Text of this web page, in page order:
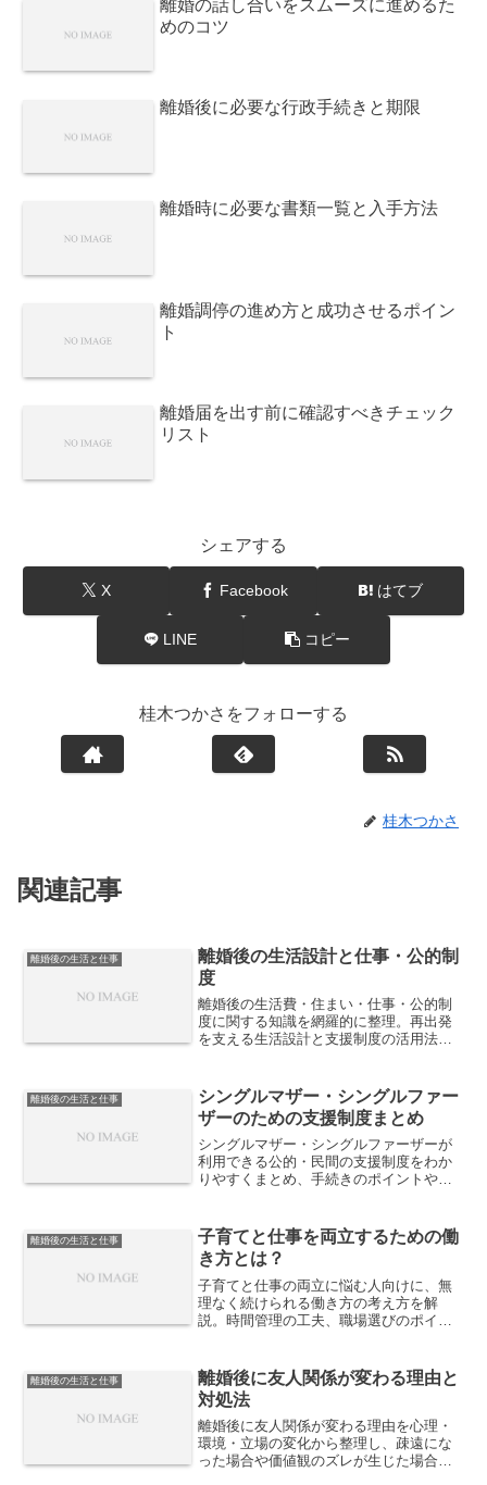
離婚の話し合いをスムーズに進めるた
めのコツ
離婚後に必要な行政手続きと期限
離婚時に必要な書類一覧と入手方法
離婚調停の進め方と成功させるポイン
ト
離婚届を出す前に確認すべきチェック
リスト
シェアする
X Facebook はてブ
LINE コピー
桂木つかさをフォローする
桂木つかさ
関連記事
離婚後の生活と仕事
離婚後の生活設計と仕事・公的制
度
離婚後の生活費・住まい・仕事・公的制
度に関する知識を網羅的に整理。再出発
を支える生活設計と支援制度の活用法を
離婚後の生活と仕事
シングルマザー・シングルファー
ザーのための支援制度まとめ
シングルマザー・シングルファーザーが
利用できる公的・民間の支援制度をわか
りやすくまとめ、手続きのポイントや制
離婚後の生活と仕事
子育てと仕事を両立するための働
き方とは？
子育てと仕事の両立に悩む人向けに、無
理なく続けられる働き方の考え方を解
説。時間管理の工夫、職場選びのポイン
介します。
離婚後の生活と仕事
離婚後に友人関係が変わる理由と
対処法
離婚後に友人関係が変わる理由を心理・
環境・立場の変化から整理し、疎遠にな
った場合や価値観のズレが生じた場合の